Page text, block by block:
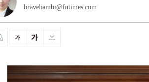
bravebambi@fntimes.com